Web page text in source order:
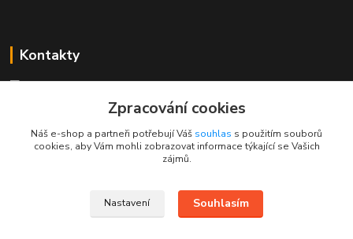
Kontakty
+420 725 613 837
info@rajklubicek.cz
Zpracování cookies
Náš e-shop a partneři potřebují Váš souhlas s použitím souborů
cookies, aby Vám mohli zobrazovat informace týkající se Vašich
zájmů.
Nastavení Souhlasím